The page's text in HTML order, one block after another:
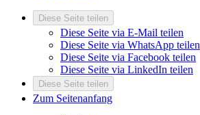
Diese Seite teilen
Diese Seite via E-Mail teilen
Diese Seite via WhatsApp teilen
Diese Seite via Facebook teilen
Diese Seite via LinkedIn teilen
Diese Seite teilen
Zum Seitenanfang